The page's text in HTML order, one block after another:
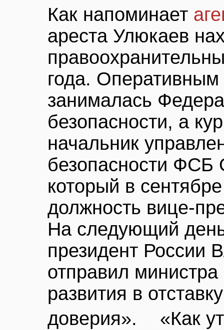
Как напоминает
ареста Улюкаев
года.
занималась
безопасности, а
начальник
безопасности ФСБ
который в
должность вице-
На следующий
президент России
отправил министра
развития в
доверия». «Как